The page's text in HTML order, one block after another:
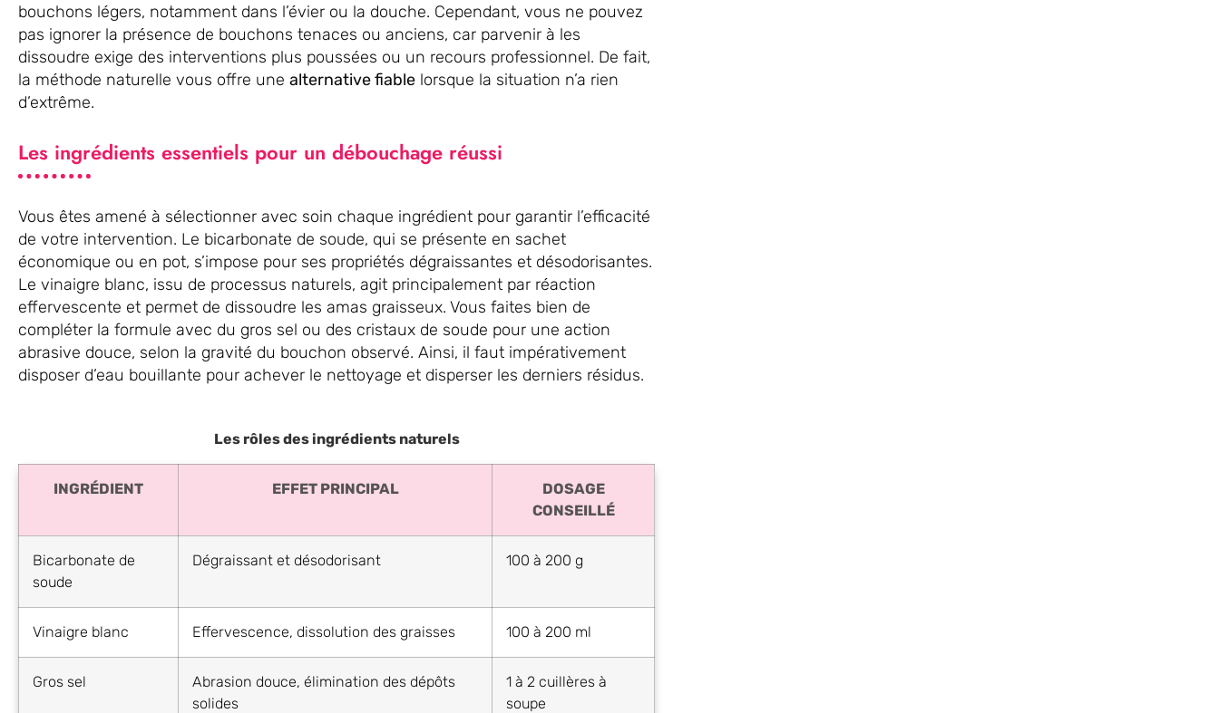
bouchons légers, notamment dans l’évier ou la douche. Cependant, vous ne pouvez
pas ignorer la présence de bouchons tenaces ou anciens, car parvenir à les
dissoudre exige des interventions plus poussées ou un recours professionnel. De fait,
la méthode naturelle vous offre une alternative fiable lorsque la situation n’a rien
d’extrême.
Les ingrédients essentiels pour un débouchage réussi
Vous êtes amené à sélectionner avec soin chaque ingrédient pour garantir l’efficacité
de votre intervention. Le bicarbonate de soude, qui se présente en sachet
économique ou en pot, s’impose pour ses propriétés dégraissantes et désodorisantes.
Le vinaigre blanc, issu de processus naturels, agit principalement par réaction
effervescente et permet de dissoudre les amas graisseux. Vous faites bien de
compléter la formule avec du gros sel ou des cristaux de soude pour une action
abrasive douce, selon la gravité du bouchon observé. Ainsi, il faut impérativement
disposer d’eau bouillante pour achever le nettoyage et disperser les derniers résidus.
Les rôles des ingrédients naturels
INGRÉDIENT EFFET PRINCIPAL
DOSAGE
CONSEILLÉ
Bicarbonate de
soude
Dégraissant et désodorisant 100 à 200 g
Vinaigre blanc Effervescence, dissolution des graisses 100 à 200 ml
Gros sel
Abrasion douce, élimination des dépôts
solides
1 à 2 cuillères à
soupe